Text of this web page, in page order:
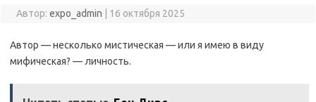
Автор: expo_admin 16 октября 2025
Автор — несколько мистическая — или я имею в виду
мифическая? — личность.